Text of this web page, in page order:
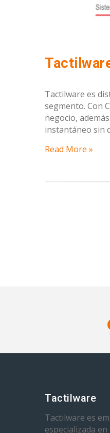
Tactilware es
segmento. Con
negocio,
instantáneo sin
Read More »
Tactilware
Tactilware es
especializada